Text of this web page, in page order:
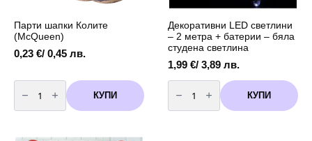
Парти шапки Колите
(McQueen)
0,23 €/ 0,45 лв.
количество
за
Парти
шапки
КУПИ
Декоративни LED светлини
– 2 метра + батерии – бяла
студена светлина
1,99 €/ 3,89 лв.
количество
за
Декоративни
LED
КУПИ